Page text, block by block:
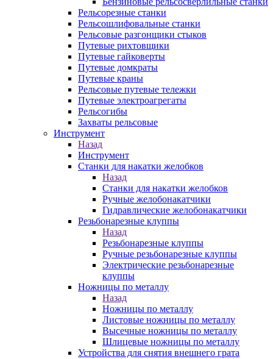
Рельсорезные станки
Рельсошлифовальные станки
Рельсовые разгонщики стыков
Путевые рихтовщики
Путевые гайковерты
Путевые домкраты
Путевые краны
Рельсовые путевые тележки
Путевые электроагрегаты
Рельсогибы
Захваты рельсовые
Инструмент
Назад
Инструмент
Станки для накатки желобков
Назад
Станки для накатки желобков
Ручные желобонакатчики
Гидравлические желобонакатчики
Резьбонарезные клуппы
Назад
Резьбонарезные клуппы
Ручные резьбонарезные клуппы
Электрические резьбонарезные
клуппы
Ножницы по металлу
Назад
Ножницы по металлу
Листовые ножницы по металлу
Высечные ножницы по металлу
Шлицевые ножницы по металлу
Устройства для снятия внешнего грата